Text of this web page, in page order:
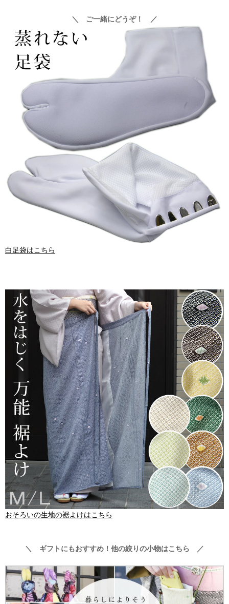
＼ ご一緒にどうぞ！ ／
白足袋はこちら
おそろいの生地の裾よけはこちら
＼ ギフトにもおすすめ！他の絞りの小物はこちら ／